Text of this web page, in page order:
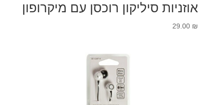
אוזניות סיליקון רוכסן עם מיקרופון
29.00 ₪